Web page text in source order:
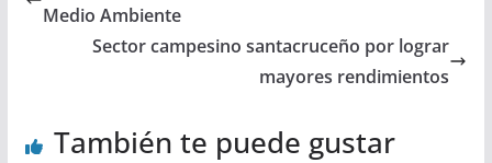
Medio Ambiente
Sector campesino santacruceño por lograr
mayores rendimientos
También te puede gustar